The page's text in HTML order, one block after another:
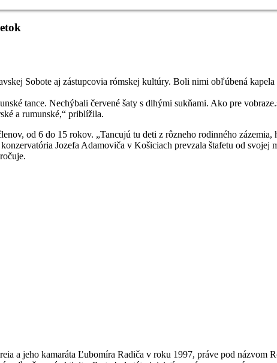
Sobote aj zástupcovia rómskej kultúry. Boli nimi obľúbená kapela
tance. Nechýbali červené šaty s dlhými sukňami. Ako pre
a rumunské,“ priblížila.
od 6 do 15 rokov. „Tancujú tu deti z rôzneho rodinného
Jozefa Adamoviča v Košiciach prevzala štafetu od svojej
a jeho kamaráta Ľubomíra Radiča v roku 1997, práve pod